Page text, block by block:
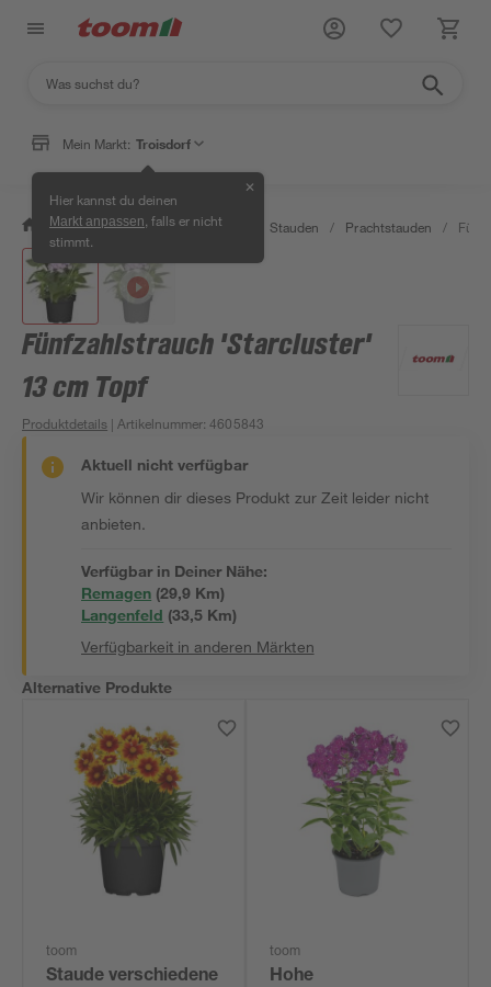
Mein Markt: Troisdorf
Hier kannst du deinen
Markt anpassen , falls er nicht
stimmt.
✕
/ Garten & Freizeit / Pflanzen Stauden / Prachtstauden /
Fünfzahlstrauch 'Starcluster'
13 cm Topf
Produktdetails | Artikelnummer:4605843
Aktuell nicht verfügbar
Wir können dir dieses Produkt zur Zeit leider nicht
anbieten.
Verfügbar in Deiner Nähe:
Remagen (29,9 Km)
Langenfeld (33,5 Km)
Verfügbarkeit in anderen Märkten
Alternative Produkte
toom
Staude verschiedene
toom
Hohe